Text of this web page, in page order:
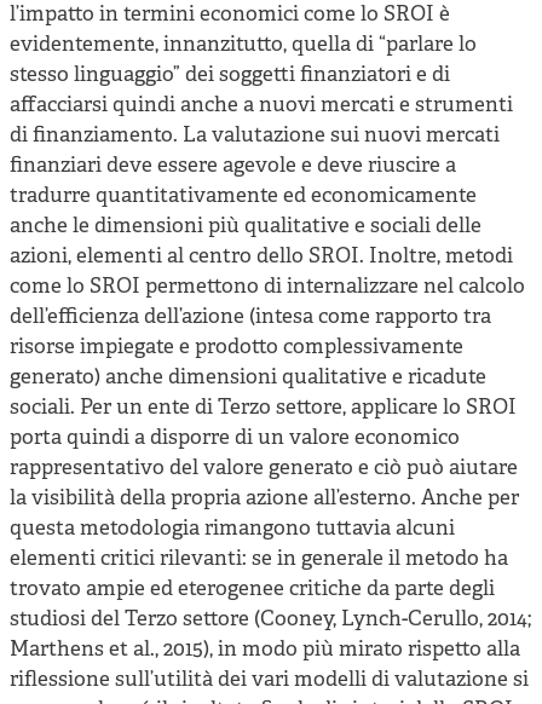
l’impatto in termini economici come lo SROI è
evidentemente, innanzitutto, quella di “parlare lo
stesso linguaggio” dei soggetti finanziatori e di
affacciarsi quindi anche a nuovi mercati e strumenti
di finanziamento. La valutazione sui nuovi mercati
finanziari deve essere agevole e deve riuscire a
tradurre quantitativamente ed economicamente
anche le dimensioni più qualitative e sociali delle
azioni, elementi al centro dello SROI. Inoltre, metodi
come lo SROI permettono di internalizzare nel calcolo
dell’efficienza dell’azione (intesa come rapporto tra
risorse impiegate e prodotto complessivamente
generato) anche dimensioni qualitative e ricadute
sociali. Per un ente di Terzo settore, applicare lo SROI
porta quindi a disporre di un valore economico
rappresentativo del valore generato e ciò può aiutare
la visibilità della propria azione all’esterno. Anche per
questa metodologia rimangono tuttavia alcuni
elementi critici rilevanti: se in generale il metodo ha
trovato ampie ed eterogenee critiche da parte degli
studiosi del Terzo settore (Cooney, Lynch-Cerullo, 2014;
Marthens et al., 2015), in modo più mirato rispetto alla
riflessione sull’utilità dei vari modelli di valutazione si